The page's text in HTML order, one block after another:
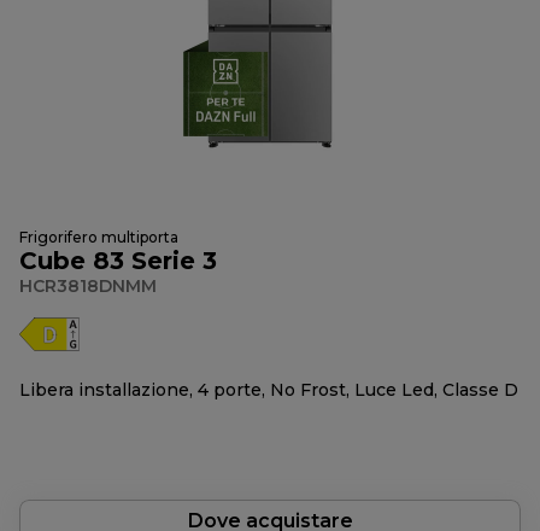
Frigorifero multiporta
Cube 83 Serie 3
HCR3818DNMM
Libera installazione, 4 porte, No Frost, Luce Led, Classe D
Dove acquistare